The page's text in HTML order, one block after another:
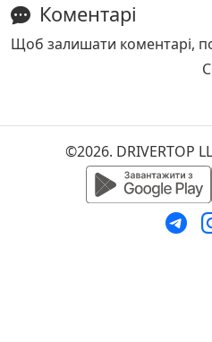
Коментарі
Щоб залишати коментарі,
©2026. DRIVERTOP